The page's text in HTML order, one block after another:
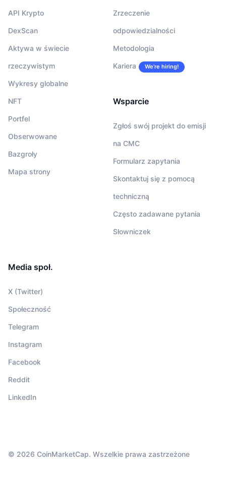
API Krypto
DexScan
Aktywa w świecie
rzeczywistym
Wykresy globalne
NFT
Portfel
Obserwowane
Bazgroły
Mapa strony
Zrzeczenie
odpowiedzialności
Metodologia
Kariera We’re hiring!
Wsparcie
Zgłoś swój projekt do emisji
na CMC
Formularz zapytania
Skontaktuj się z pomocą
techniczną
Często zadawane pytania
Słowniczek
Media społ.
X (Twitter)
Społeczność
Telegram
Instagram
Facebook
Reddit
LinkedIn
© 2026 CoinMarketCap. Wszelkie prawa zastrzeżone